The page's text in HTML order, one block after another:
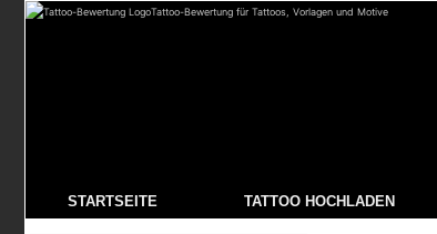
Tattoo-Bewertung für Tattoos, Vorlagen und Motive
STARTSEITE TATTOO HOCHLADEN